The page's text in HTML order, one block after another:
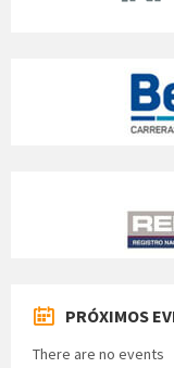
PRÓXIMOS
There are no events